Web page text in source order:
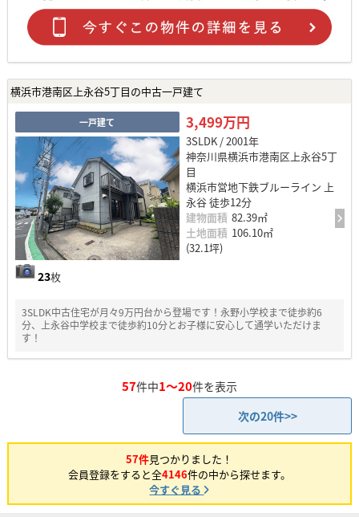
横浜市港南区上永谷5丁目の中古一戸建て
一戸建て
23枚
3,499万円
3SLDK / 2001年
神奈川県横浜市港南区上永谷5丁
目
横浜市営地下鉄ブルーライン 上
永谷 徒歩12分
建物面積 82.39㎡
土地面積 106.10㎡
(32.1坪)
3SLDK中古住宅が月々9万円台から登場です！永野小学校まで徒歩約6
分、上永谷中学校まで徒歩約10分とお子様に安心して通学いただけま
す！
57件中1～20件を表示
次の20件>>
57件見つかりました！
会員登録をすると全4146件の中から探せます。
今すぐ見る